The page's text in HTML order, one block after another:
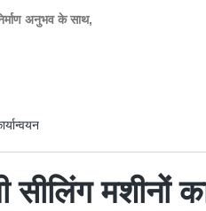
अनुभव के साथ,
मशीनों